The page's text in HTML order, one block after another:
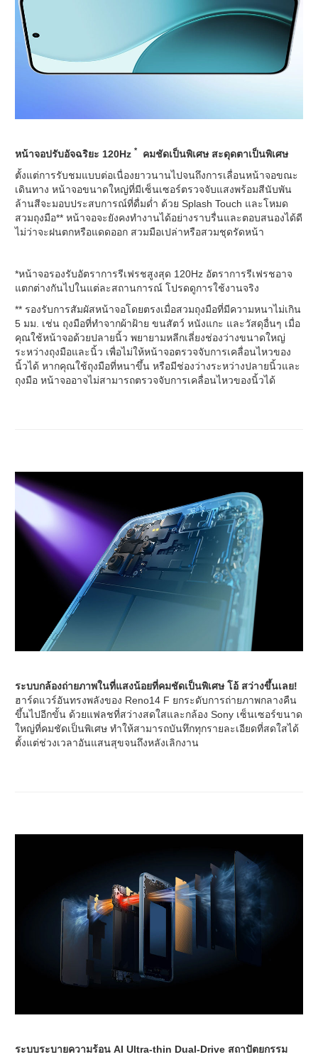
หน้าจอปรับอัจฉริยะ 120Hz *
คมชัดเป็นพิเศษ สะดุดตาเป็นพิเศษ
ตั้งแต่การรับชมแบบต่อเนื่องยาวนานไปจนถึงการเลื่อนหน้าจอขณะ
เดินทาง หน้าจอขนาดใหญ่ที่มีเซ็นเซอร์ตรวจจับแสงพร้อมสีนับพัน
ล้านสีจะมอบประสบการณ์ที่ดื่มด่ำ ด้วย Splash Touch และโหมด
สวมถุงมือ** หน้าจอจะยังคงทำงานได้อย่างราบรื่นและตอบสนองได้ดี
ไม่ว่าจะฝนตกหรือแดดออก สวมมือเปล่าหรือสวมชุดรัดหน้า
*หน้าจอรองรับอัตราการรีเฟรชสูงสุด 120Hz อัตราการรีเฟรชอาจ
แตกต่างกันไปในแต่ละสถานการณ์ โปรดดูการใช้งานจริง
** รองรับการสัมผัสหน้าจอโดยตรงเมื่อสวมถุงมือที่มีความหนาไม่เกิน
5 มม. เช่น ถุงมือที่ทำจากผ้าฝ้าย ขนสัตว์ หนังแกะ และวัสดุอื่นๆ เมื่อ
คุณใช้หน้าจอด้วยปลายนิ้ว พยายามหลีกเลี่ยงช่องว่างขนาดใหญ่
ระหว่างถุงมือและนิ้ว เพื่อไม่ให้หน้าจอตรวจจับการเคลื่อนไหวของ
นิ้วได้ หากคุณใช้ถุงมือที่หนาขึ้น หรือมีช่องว่างระหว่างปลายนิ้วและ
ถุงมือ หน้าจออาจไม่สามารถตรวจจับการเคลื่อนไหวของนิ้วได้
ระบบกล้องถ่ายภาพในที่แสงน้อยที่คมชัดเป็นพิเศษ โอ้ สว่างขึ้นเลย!
ฮาร์ดแวร์อันทรงพลังของ Reno14 F ยกระดับการถ่ายภาพกลางคืน
ขึ้นไปอีกขั้น ด้วยแฟลชที่สว่างสดใสและกล้อง Sony เซ็นเซอร์ขนาด
ใหญ่ที่คมชัดเป็นพิเศษ ทำให้สามารถบันทึกทุกรายละเอียดที่สดใสได้
ตั้งแต่ช่วงเวลาอันแสนสุขจนถึงหลังเลิกงาน
ระบบระบายความร้อน AI Ultra-thin Dual-Drive สถาปัตยกรรม